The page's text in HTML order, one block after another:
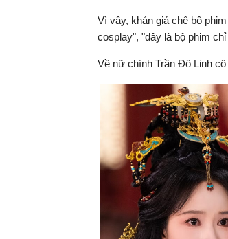
Vì vậy, khán giả chê bộ
cosplay", "đây là bộ phim
Về nữ chính Trần Đô Linh